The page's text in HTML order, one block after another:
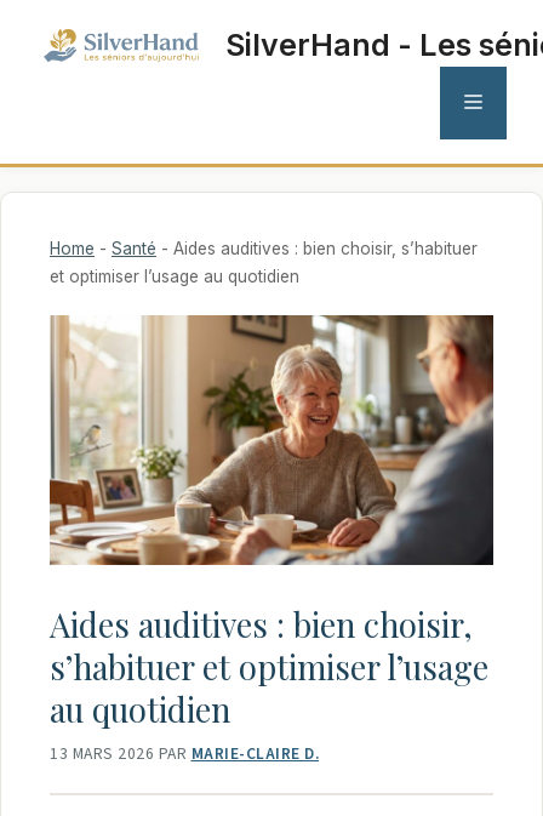
SilverHand - Les
MENU
Home - Santé - Aides auditives : bien choisir, s’habituer
et optimiser l’usage au quotidien
Aides auditives : bien choisir,
s’habituer et optimiser l’usage
au quotidien
13 MARS 2026 PAR MARIE-CLAIRE D.